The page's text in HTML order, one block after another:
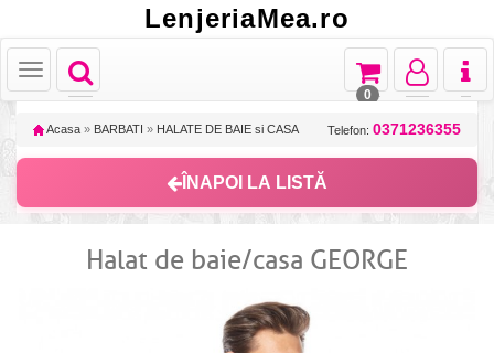
LenjeriaMea.ro
Toggle
navigation
Toggle
Toggle
navigation
Toggle
navigation
Toggle
navigation
0
Acasa » BARBATI » HALATE DE BAIE si CASA Telefon: 0371236355
ÎNAPOI LA LISTĂ
Halat de baie/casa GEORGE